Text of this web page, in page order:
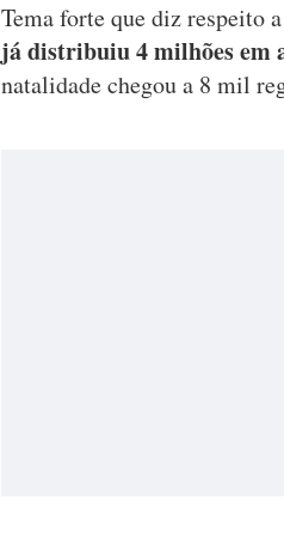
Tema forte que diz respeito
já distribuiu 4 milhões em
natalidade chegou a 8 mil